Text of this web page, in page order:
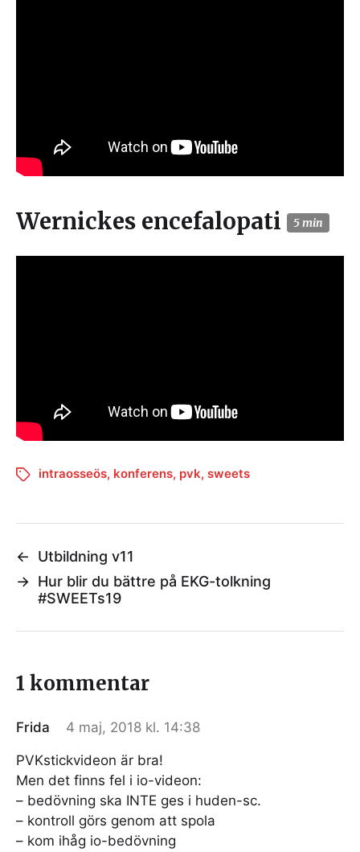
Wernickes encefalopati 5 min
intraosseös, konferens, pvk, sweets
←
Utbildning v11
→ Hur blir du bättre på EKG-tolkning
#SWEETs19
1 kommentar
Frida 4 maj, 2018 kl. 14:38
PVKstickvideon är bra!
Men det finns fel i io-videon:
– bedövning ska INTE ges i huden-sc.
– kontroll görs genom att spola
– kom ihåg io-bedövning